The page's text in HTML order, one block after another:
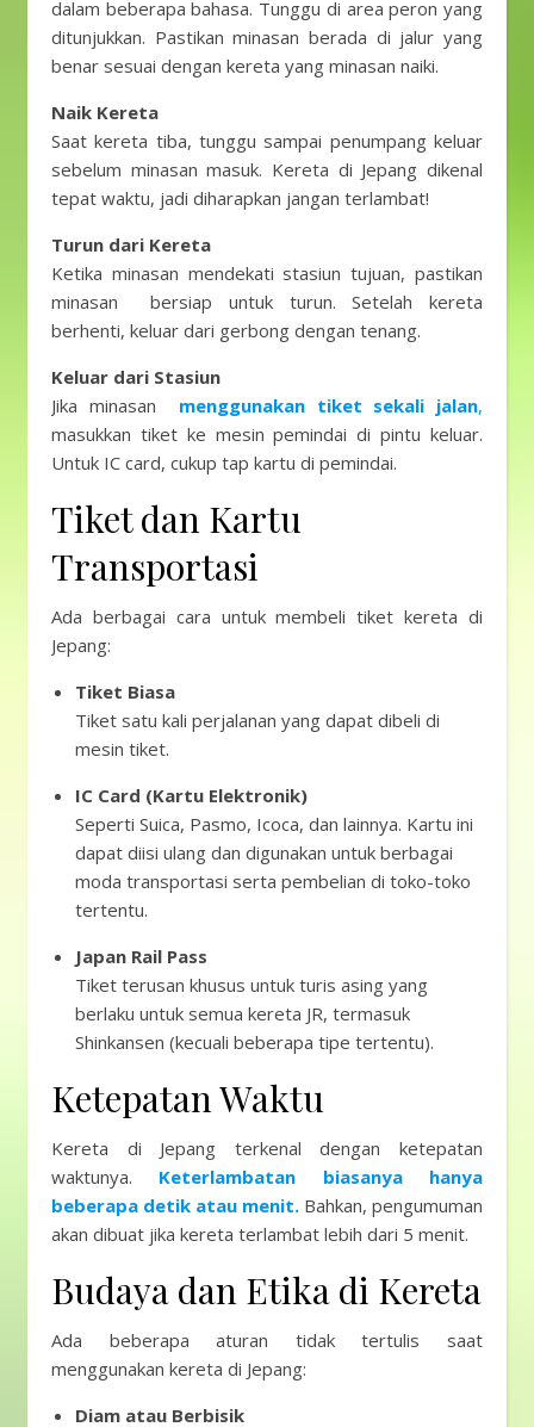
dalam beberapa bahasa. Tunggu di area peron yang
ditunjukkan. Pastikan minasan berada di jalur yang
benar sesuai dengan kereta yang minasan naiki.
Naik Kereta
Saat kereta tiba, tunggu sampai penumpang keluar
sebelum minasan masuk. Kereta di Jepang dikenal
tepat waktu, jadi diharapkan jangan terlambat!
Turun dari Kereta
Ketika minasan mendekati stasiun tujuan, pastikan
minasan bersiap untuk turun. Setelah kereta
berhenti, keluar dari gerbong dengan tenang.
Keluar dari Stasiun
Jika minasan menggunakan tiket sekali jalan,
masukkan tiket ke mesin pemindai di pintu keluar.
Untuk IC card, cukup tap kartu di pemindai.
Tiket dan Kartu
Transportasi
Ada berbagai cara untuk membeli tiket kereta di
Jepang:
Tiket Biasa
Tiket satu kali perjalanan yang dapat dibeli di
mesin tiket.
IC Card (Kartu Elektronik)
Seperti Suica, Pasmo, Icoca, dan lainnya. Kartu ini
dapat diisi ulang dan digunakan untuk berbagai
moda transportasi serta pembelian di toko-toko
tertentu.
Japan Rail Pass
Tiket terusan khusus untuk turis asing yang
berlaku untuk semua kereta JR, termasuk
Shinkansen (kecuali beberapa tipe tertentu).
Ketepatan Waktu
Kereta di Jepang terkenal dengan ketepatan
waktunya. Keterlambatan biasanya hanya
beberapa detik atau menit. Bahkan, pengumuman
akan dibuat jika kereta terlambat lebih dari 5 menit.
Budaya dan Etika di Kereta
Ada beberapa aturan tidak tertulis saat
menggunakan kereta di Jepang:
Diam atau Berbisik